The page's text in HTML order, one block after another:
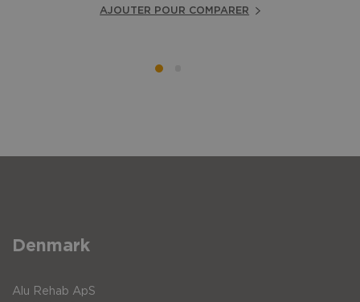
AJOUTER POUR COMPARER
Denmark
Alu Rehab ApS